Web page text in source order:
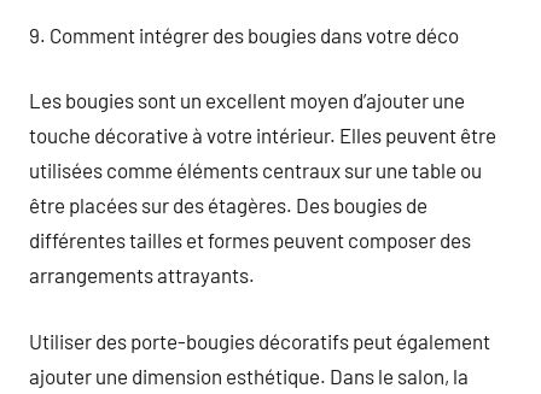
9. Comment intégrer des bougies dans votre déco
Les bougies sont un excellent moyen d’ajouter une
touche décorative à votre intérieur. Elles peuvent être
utilisées comme éléments centraux sur une table ou
être placées sur des étagères. Des bougies de
différentes tailles et formes peuvent composer des
arrangements attrayants.
Utiliser des porte-bougies décoratifs peut également
ajouter une dimension esthétique. Dans le salon, la